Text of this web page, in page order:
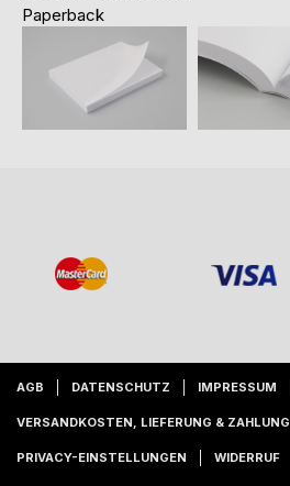
Paperback
AGB DATENSCHUTZ IMPRESSUM
VERSANDKOSTEN, LIEFERUNG & ZAHLUNG
PRIVACY-EINSTELLUNGEN WIDERRUF